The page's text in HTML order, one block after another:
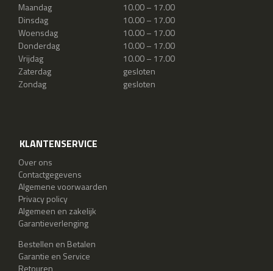
Maandag
10.00 – 17.00
Dinsdag
10.00 – 17.00
Woensdag
10.00 – 17.00
Donderdag
10.00 – 17.00
Vrijdag
10.00 – 17.00
Zaterdag
gesloten
Zondag
gesloten
KLANTENSERVICE
Over ons
Contactgegevens
Algemene voorwaarden
Privacy policy
Algemeen en zakelijk
Garantieverlenging
Bestellen en Betalen
Garantie en Service
Retouren